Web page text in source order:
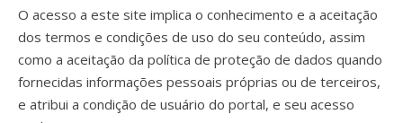
O acesso a este site implica o conhecimento e a aceitação
dos termos e condições de uso do seu conteúdo, assim
como a aceitação da política de proteção de dados quando
fornecidas informações pessoais próprias ou de terceiros,
e atribui a condição de usuário do portal, e seu acesso